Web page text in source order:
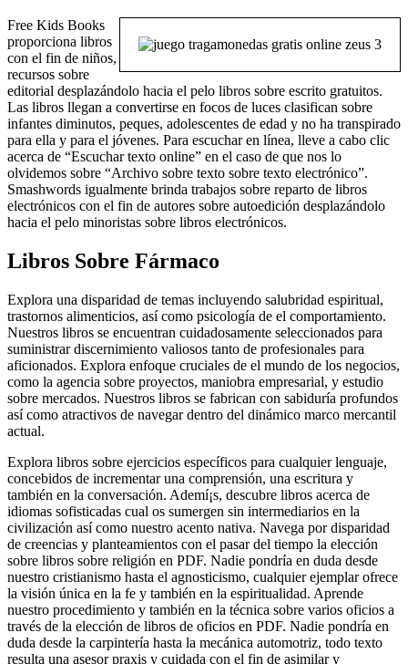
Free Kids Books
proporciona libros
con el fin de niños,
recursos sobre
editorial desplazándolo hacia el pelo libros sobre escrito gratuitos.
Las libros llegan a convertirse en focos de luces clasifican sobre
infantes diminutos, peques, adolescentes de edad y no ha transpirado
para ella y para el jóvenes. Para escuchar en línea, lleve a cabo clic
acerca de “Escuchar texto online” en el caso de que nos lo
olvidemos sobre “Archivo sobre texto sobre texto electrónico”.
Smashwords igualmente brinda trabajos sobre reparto de libros
electrónicos con el fin de autores sobre autoedición desplazándolo
hacia el pelo minoristas sobre libros electrónicos.
Libros Sobre Fármaco
Explora una disparidad de temas incluyendo salubridad espiritual,
trastornos alimenticios, así­ como psicología de el comportamiento.
Nuestros libros se encuentran cuidadosamente seleccionados para
suministrar discernimiento valiosos tanto de profesionales para
aficionados. Explora enfoque cruciales de el mundo de los negocios,
como la agencia sobre proyectos, maniobra empresarial, y estudio
sobre mercados. Nuestros libros se fabrican con sabiduría profundos
así­ como atractivos de navegar dentro del dinámico marco mercantil
actual.
Explora libros sobre ejercicios específicos para cualquier lenguaje,
concebidos de incrementar una comprensión, una escritura y
también en la conversación. Ademí¡s, descubre libros acerca de
idiomas sofisticadas cual os sumergen sin intermediarios en la
civilización así­ como nuestro acento nativa. Navega por disparidad
de creencias y planteamientos con el pasar del tiempo la elección
sobre libros sobre religión en PDF. Nadie pondrí­a en duda desde
nuestro cristianismo hasta el agnosticismo, cualquier ejemplar ofrece
la visión única en la fe y también en la espiritualidad. Aprende
nuestro procedimiento y también en la técnica sobre varios oficios a
través de la elección de libros de oficios en PDF. Nadie pondrí­a en
duda desde la carpintería hasta la mecánica automotriz, todo texto
resulta una asesor praxis y cuidada con el fin de asimilar y